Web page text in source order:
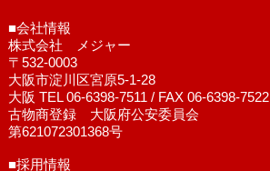
■会社情報
株式会社 メジャー
〒532-0003
大阪市淀川区宮原5-1-28
大阪 TEL 06-6398-7511 / FAX 06-6398-7522
古物商登録 大阪府公安委員会
第621072301368号
■採用情報